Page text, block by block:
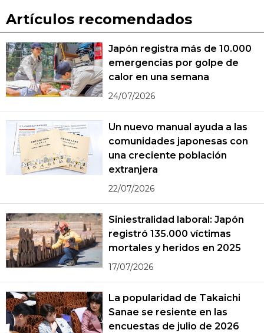
Artículos recomendados
Japón registra más de 10.000
emergencias por golpe de
calor en una semana
24/07/2026
Un nuevo manual ayuda a las
comunidades japonesas con
una creciente población
extranjera
22/07/2026
Siniestralidad laboral: Japón
registró 135.000 víctimas
mortales y heridos en 2025
17/07/2026
La popularidad de Takaichi
Sanae se resiente en las
encuestas de julio de 2026